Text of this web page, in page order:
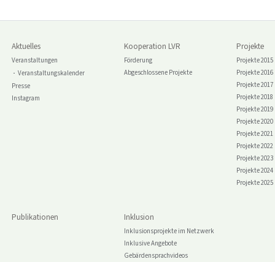
Aktuelles
Veranstaltungen
Veranstaltungskalender
Presse
Instagram
Kooperation LVR
Förderung
Abgeschlossene Projekte
Projekte
Projekte 2015
Projekte 2016
Projekte 2017
Projekte 2018
Projekte 2019
Projekte 2020
Projekte 2021
Projekte 2022
Projekte 2023
Projekte 2024
Projekte 2025
Publikationen Inklusion
Inklusionsprojekte im Netzwerk
Inklusive Angebote
Gebärdensprachvideos